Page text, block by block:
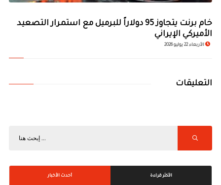
خام برنت يتجاوز 95 دولاراً للبرميل مع استمرار التصعيد
الأميركي الإيراني
الأربعاء 22 يوليو 2026
التعليقات
الأكثر قراءة أحدث الأخبار